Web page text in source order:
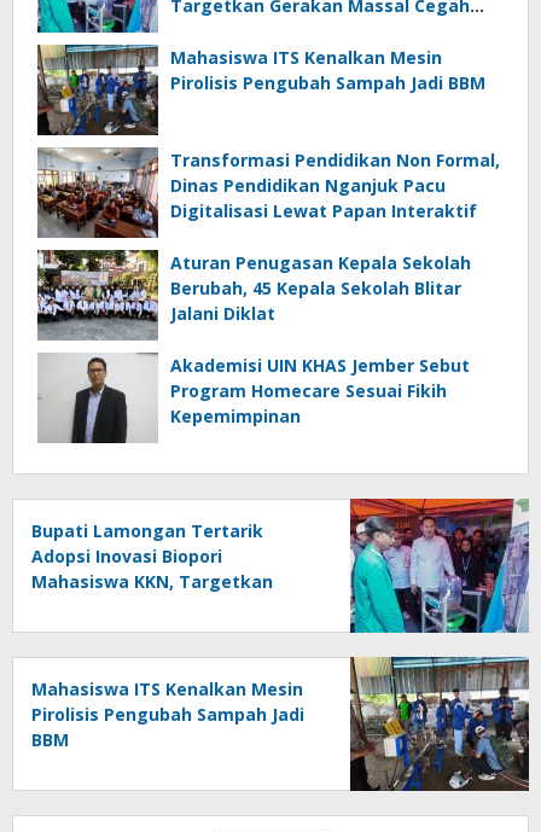
Targetkan Gerakan Massal Cegah
Mahasiswa ITS Kenalkan Mesin
Pirolisis Pengubah Sampah Jadi BBM
Transformasi Pendidikan Non Formal,
Dinas Pendidikan Nganjuk Pacu
Digitalisasi Lewat Papan Interaktif
Aturan Penugasan Kepala Sekolah
Berubah, 45 Kepala Sekolah Blitar
Jalani Diklat
Akademisi UIN KHAS Jember Sebut
Program Homecare Sesuai Fikih
Kepemimpinan
Bupati Lamongan Tertarik
Adopsi Inovasi Biopori
Mahasiswa KKN, Targetkan
Mahasiswa ITS Kenalkan Mesin
Pirolisis Pengubah Sampah Jadi
BBM